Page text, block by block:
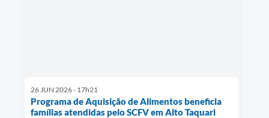
26 JUN 2026 - 17h21
Programa de Aquisição de Alimentos beneficia
famílias atendidas pelo SCFV em Alto Taquari